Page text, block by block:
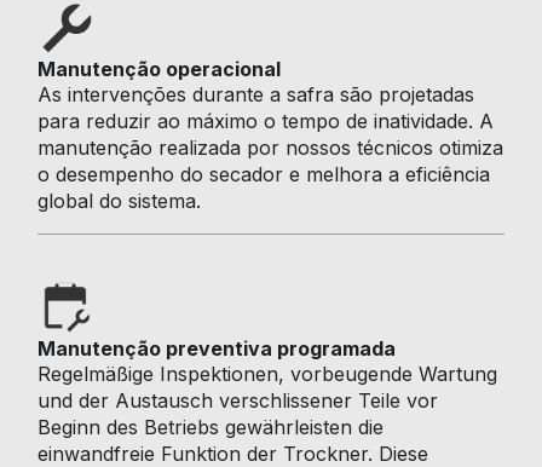
Manutenção operacional
As intervenções durante a safra são projetadas
para reduzir ao máximo o tempo de inatividade. A
manutenção realizada por nossos técnicos otimiza
o desempenho do secador e melhora a eficiência
global do sistema.
Manutenção preventiva programada
Regelmäßige Inspektionen, vorbeugende Wartung
und der Austausch verschlissener Teile vor
Beginn des Betriebs gewährleisten die
einwandfreie Funktion der Trockner. Diese